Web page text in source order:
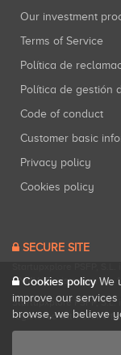
Our investment
Terms of Service
Política de
Política de gestión
Code of conduct
Customer basic
Privacy policy
Cookies policy
SECURE SITE
CNMV (Registration No.
Startupxplore PSFP,
registered with CNMV
Cookies policy We
improve our
browse, we believe